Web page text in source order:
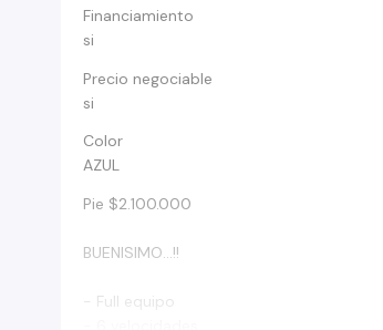
Financiamiento
si
Precio negociable
si
Color
AZUL
Pie $2.100.000
BUENISIMO...!!
- Full equipo